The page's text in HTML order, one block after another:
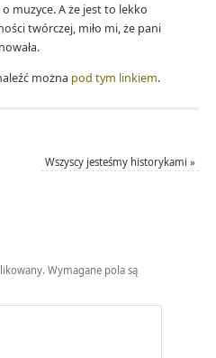
muzyce. A że jest to lekko
twórczej, miło mi, że pani
można pod tym linkiem.
Wszyscy jesteśmy historykami»
Wymagane pola są